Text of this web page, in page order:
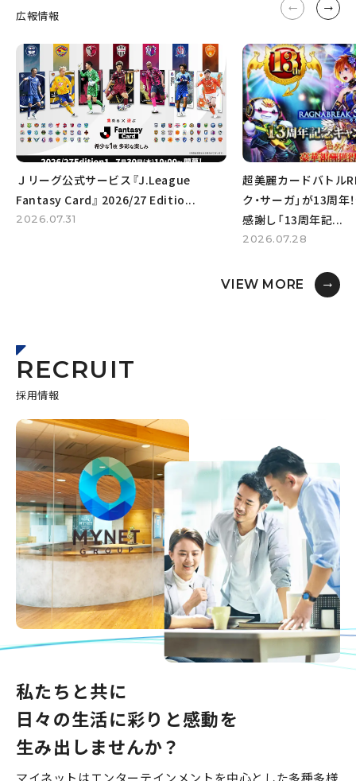
広報情報
Ｊリーグ公式サービス『J.League
Fantasy Card』 2026/27 Editio...
2026.07.31
超美麗カードバトル
ク・サーガ」が13周
感謝し「13周年記...
2026.07.28
VIEW MORE
RECRUIT
採用情報
私たちと共に
日々の生活に彩りと感動を
生み出しませんか？